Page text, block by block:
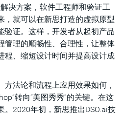
决方案，软件工程师和验证工
，就可以在新思打造的虚拟原型
验证。这样，开发者从起初产品
管理的顺畅性、合理性，让整体
程、缩短设计时间并提高设计成
方法论和流程上应用效果如何，
转向“美图秀秀”的关键。在这
。2020年初，新思推出DSO.ai技